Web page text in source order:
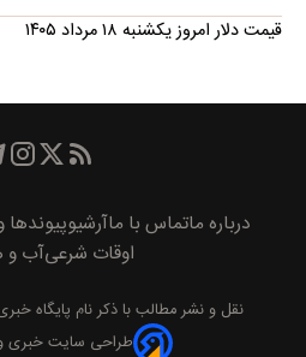
قیمت دلار امروز یکشنبه ۱۸ مرداد ۱۴۰۵
درباره ماتماس با ماآرشیو
اوقات شرعیآب و
نقل و نشر مطالب با ذکر نام پايگاه
طراحی سایت خبری و